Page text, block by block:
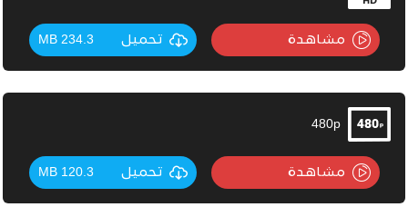
مشاهدة تحميل 234.3 MB
480p
مشاهدة تحميل 120.3 MB